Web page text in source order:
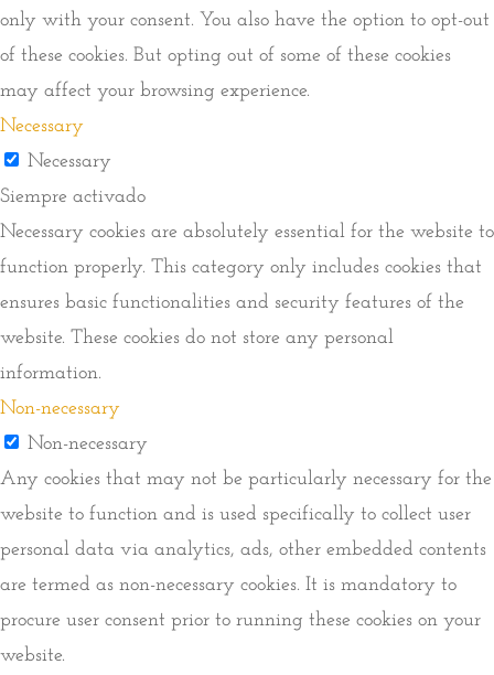
only with your consent. You also have the option to opt-out
of these cookies. But opting out of some of these cookies
may affect your browsing experience.
Necessary
Necessary
Siempre activado
Necessary cookies are absolutely essential for the website to
function properly. This category only includes cookies that
ensures basic functionalities and security features of the
website. These cookies do not store any personal
information.
Non-necessary
Non-necessary
Any cookies that may not be particularly necessary for the
website to function and is used specifically to collect user
personal data via analytics, ads, other embedded contents
are termed as non-necessary cookies. It is mandatory to
procure user consent prior to running these cookies on your
website.